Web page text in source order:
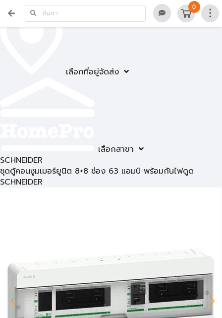
เลือกที่อยู่จัดส่ง
เลือกสาขา
0
SCHNEIDER
ชุดตู้คอนซูมเมอร์ยูนิต 8+8 ช่อง 63 แอมป์ พร้อมกันไฟดูด
SCHNEIDER